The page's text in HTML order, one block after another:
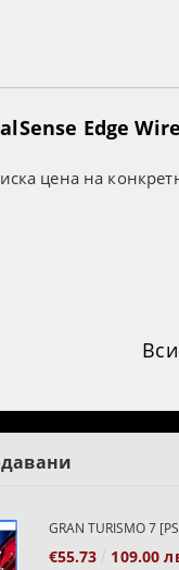
Edge
цена на
GRAN TURISMO 7
€55.73
109.00